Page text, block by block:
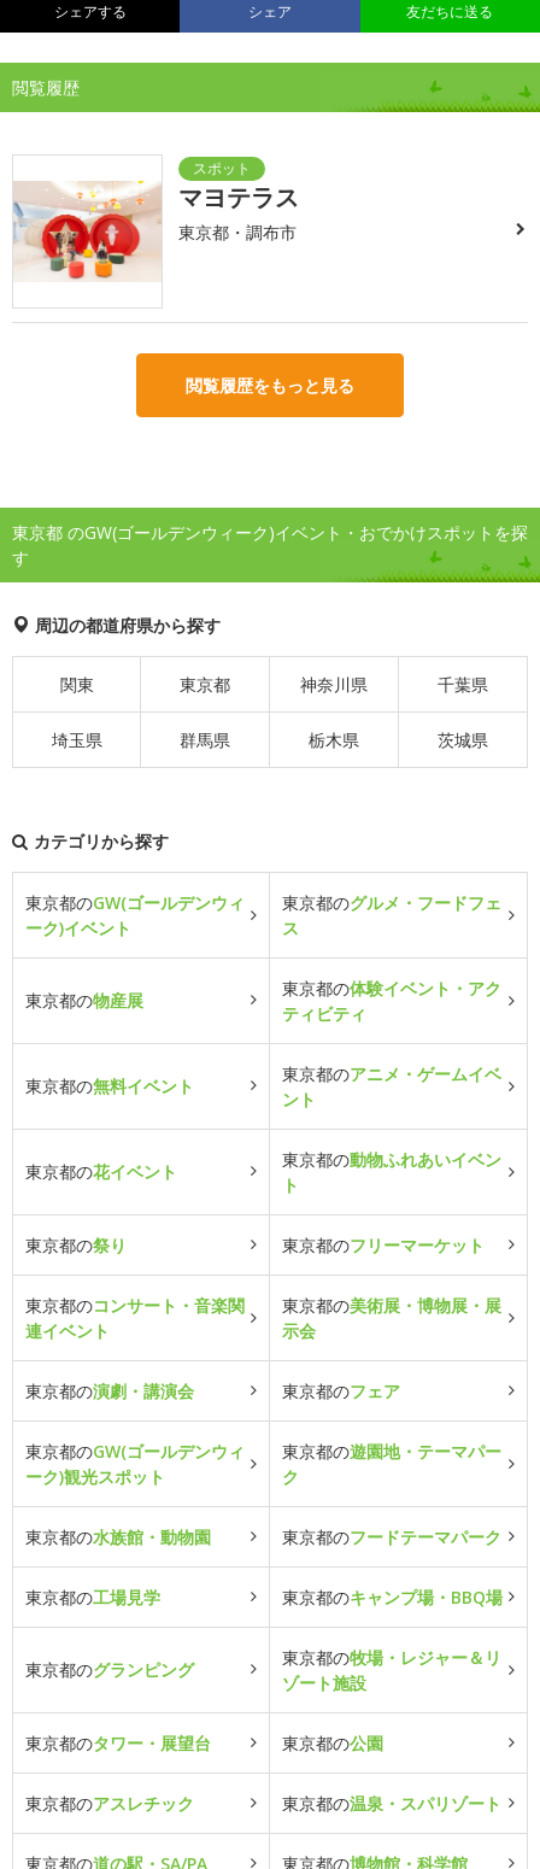
シェアする シェア 友だちに送る
閲覧履歴
マヨテラス
東京都・調布市
閲覧履歴をもっと見る
東京都 のGW(ゴールデンウィーク)イベント・おでかけスポットを探
す
周辺の都道府県から探す
関東 東京都 神奈川県 千葉県
埼玉県 群馬県 栃木県 茨城県
カテゴリから探す
東京都のGW(ゴールデンウィ
ーク)イベント
東京都のグルメ・フードフェ
ス
東京都の物産展
東京都の体験イベント・アク
ティビティ
東京都の無料イベント
東京都のアニメ・ゲームイベ
ント
東京都の花イベント
東京都の動物ふれあいイベン
ト
東京都の祭り 東京都のフリーマーケット
東京都のコンサート・音楽関
連イベント
東京都の美術展・博物展・展
示会
東京都の演劇・講演会 東京都のフェア
東京都のGW(ゴールデンウィ
ーク)観光スポット
東京都の遊園地・テーマパー
ク
東京都の水族館・動物園 東京都のフードテーマパーク
東京都の工場見学 東京都のキャンプ場・BBQ場
東京都のグランピング
東京都の牧場・レジャー＆リ
ゾート施設
東京都のタワー・展望台 東京都の公園
東京都のアスレチック 東京都の温泉・スパリゾート
東京都の道の駅・SA/PA 東京都の博物館・科学館